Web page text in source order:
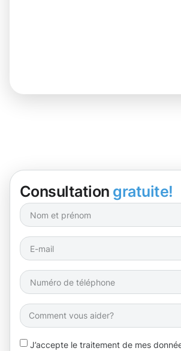
Consultation gratuite!
J’accepte le traitement de mes